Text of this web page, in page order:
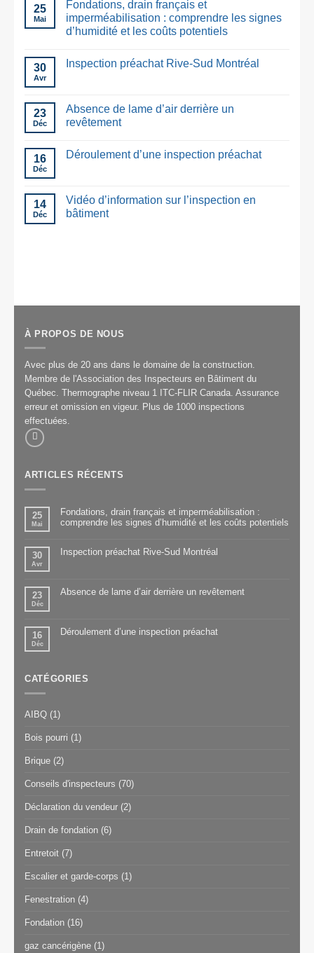
25
Mai
Fondations, drain français et
imperméabilisation : comprendre les signes
d’humidité et les coûts potentiels
30
Avr
Inspection préachat Rive-Sud Montréal
23
Déc
Absence de lame d’air derrière un
revêtement
16
Déc
Déroulement d’une inspection préachat
14
Déc
Vidéo d’information sur l’inspection en
bâtiment
À PROPOS DE NOUS
Avec plus de 20 ans dans le domaine de la construction.
Membre de l'Association des Inspecteurs en Bâtiment du
Québec. Thermographe niveau 1 ITC-FLIR Canada. Assurance
erreur et omission en vigeur. Plus de 1000 inspections
effectuées.
ARTICLES RÉCENTS
25
Mai
Fondations, drain français et imperméabilisation :
comprendre les signes d’humidité et les coûts potentiels
30
Avr
Inspection préachat Rive-Sud Montréal
23
Déc
Absence de lame d’air derrière un revêtement
16
Déc
Déroulement d’une inspection préachat
CATÉGORIES
AIBQ (1)
Bois pourri (1)
Brique (2)
Conseils d'inspecteurs (70)
Déclaration du vendeur (2)
Drain de fondation (6)
Entretoit (7)
Escalier et garde-corps (1)
Fenestration (4)
Fondation (16)
gaz cancérigène (1)